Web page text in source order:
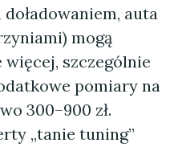
auta
mogą
szczególnie
pomiary na
300–900 zł.
„tanie tuning”